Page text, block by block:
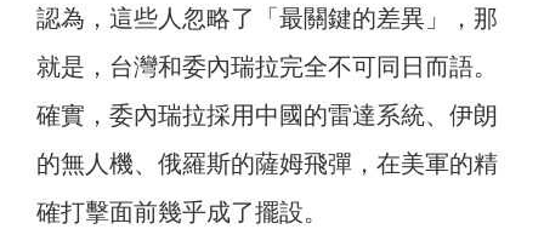
認為，這些人忽略了「最關鍵的差異」，那
就是，台灣和委內瑞拉完全不可同日而語。
確實，委內瑞拉採用中國的雷達系統、伊朗
的無人機、俄羅斯的薩姆飛彈，在美軍的精
確打擊面前幾乎成了擺設。